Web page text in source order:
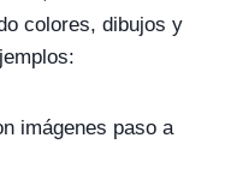
colores, dibujos y
imágenes paso a